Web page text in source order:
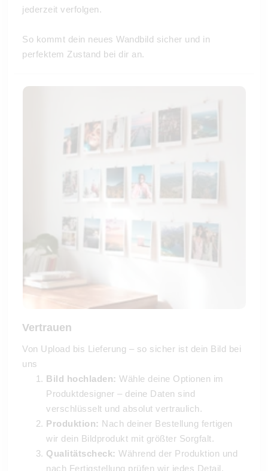
jederzeit verfolgen.
So kommt dein neues Wandbild sicher und in
perfektem Zustand bei dir an.
Vertrauen
Von Upload bis Lieferung – so sicher ist dein Bild bei
uns
Bild hochladen: Wähle deine Optionen im
Produktdesigner – deine Daten sind
verschlüsselt und absolut vertraulich.
Produktion: Nach deiner Bestellung fertigen
wir dein Bildprodukt mit größter Sorgfalt.
Qualitätscheck: Während der Produktion und
nach Fertigstellung prüfen wir jedes Detail.